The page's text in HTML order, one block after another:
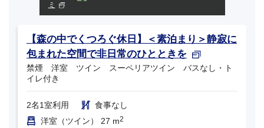
ミ
【森の中でくつろぐ休日】＜素泊まり＞静寂に
包まれた空間で非日常のひとときを
禁煙 洋室 ツイン スーペリアツイン バスなし・ト
イレ付き
2名1室利用
食事なし
洋室（ツイン） 27 m2